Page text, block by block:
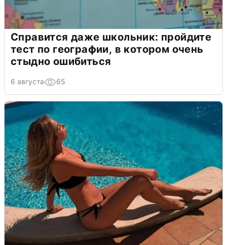
Справится даже школьник: пройдите
тест по географии, в котором очень
стыдно ошибиться
6 августа 65